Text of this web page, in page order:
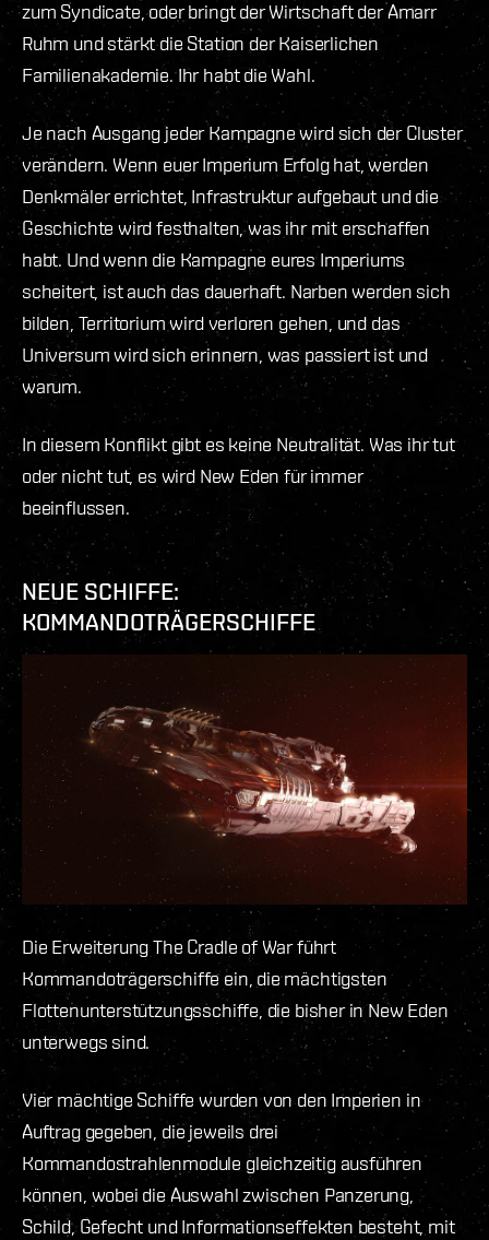
zum Syndicate, oder bringt der Wirtschaft der Amarr
Ruhm und stärkt die Station der Kaiserlichen
Familienakademie. Ihr habt die Wahl.
Je nach Ausgang jeder Kampagne wird sich der Cluster
verändern. Wenn euer Imperium Erfolg hat, werden
Denkmäler errichtet, Infrastruktur aufgebaut und die
Geschichte wird festhalten, was ihr mit erschaffen
habt. Und wenn die Kampagne eures Imperiums
scheitert, ist auch das dauerhaft. Narben werden sich
bilden, Territorium wird verloren gehen, und das
Universum wird sich erinnern, was passiert ist und
warum.
In diesem Konflikt gibt es keine Neutralität. Was ihr tut
oder nicht tut, es wird New Eden für immer
beeinflussen.
NEUE SCHIFFE:
KOMMANDOTRÄGERSCHIFFE
Die Erweiterung The Cradle of War führt
Kommandoträgerschiffe ein, die mächtigsten
Flottenunterstützungsschiffe, die bisher in New Eden
unterwegs sind.
Vier mächtige Schiffe wurden von den Imperien in
Auftrag gegeben, die jeweils drei
Kommandostrahlenmodule gleichzeitig ausführen
können, wobei die Auswahl zwischen Panzerung,
Schild, Gefecht und Informationseffekten besteht, mit